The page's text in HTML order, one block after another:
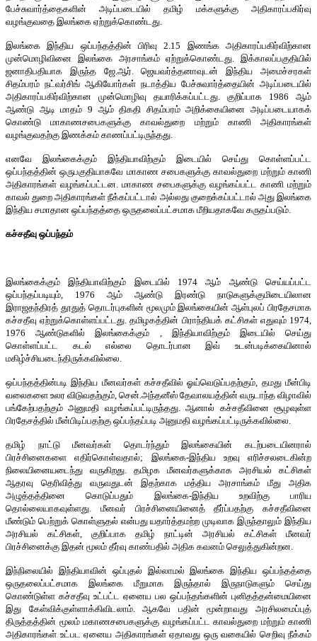
பேச்சுவார்த்தைகளின் அடிப்படையில் தமிழ் மக்களுக்கு அதிகாரப்பகிர்வு
வழங்குவதை இலங்கை ஏற்றுக்கொண்டது.
இலங்கை இந்திய ஒப்பந்தத்தின் பிரிவு 2.15 இணங்க அதிகாரப்பகிர்விற்கான
முன்மொழிவினை இலங்கை அரசாங்கம் ஏற்றுக்கொண்டது. இக்காலப்பகுதியில்
ஜனாதிபதியாக இருந்த ஜே.ஆர். ஜெயவர்த்தனாவுடன் இந்திய அமைச்சரகள்
சிதம்பரம் நட்வர்சிங் ஆகியோர்கள் நடாத்திய பேச்சுவார்த்தையின் அடிப்படையில்
அதிகாரப்பகிர்விற்கான முன்மொழிவு தயாரிக்கப்பட்டது. குறிப்பாக 1986 ஆம்
ஆண்டு ஆடி மாதம் 9 ஆம் திகதி சிதம்பரம் அறிக்கையினை அடிப்படையாகக்
கொண்டு மாகாணசபைகளுக்கு காவல்துறை மற்றும் காணி அதிகாரங்கள்
வழங்குவதற்கு இணக்கம் காணப்பட்டிருந்தது.
எனவே இலங்கைக்கும் இந்தியாவிற்கும் இடையில் செய்து கொள்ளப்பட்ட
ஒப்பந்தத்தின் ஒருபகுதியாகவே மாகாண சபைகளுக்கு காவல்துறை மற்றும் காணி
அதிகாரங்கள் வழங்கப்பட்டன. மாகாண சபைகளுக்கு வழங்கப்பட்ட காணி மற்றும்
காவல் துறை அதிகாரங்கள் நீக்கப்பட்டால் அல்லது குறைக்கப்பட்டால் அது இலங்கை
இந்திய சமாதான ஒப்பந்தத்தை ஒருதலைப்பட்சமாக மீறியதாகவே கருதப்படும்.
கச்சதீவு ஒப்பந்தம்
இலங்கைக்கும் இந்தியாவிற்கும் இடையில் 1974 ஆம் ஆண்டு செய்யப்பட்ட
ஒப்பந்தப்படியும், 1976 ஆம் ஆண்டு இரண்டு நாடுகளுக்குமிடையிலான
இராஜதந்திரத் தூதுத் தொடர்புகளின் மூலமும் இலங்கையின் ஆள்புலப் பிரதேசமாக
கச்சதீவு ஏற்றுக்கொள்ளப்பட்டது. தமிழகத்தின் பிராந்தியக் கட்சிகள் எதுவும் 1974,
1976 ஆண்டுகளில் இலங்கைக்கும் , இந்தியாவிற்கும் இடையில் செய்து
கொள்ளப்பட்ட கடல் எல்லை தொடர்பான இவ் உடன்படிக்கையினால்
மகிழ்ச்சியடைந்திருக்கவில்லை.
ஒப்பந்தத்தின்படி இந்திய மீனவர்கள் கச்சதீவில் ஓய்வெடுப்பதற்கும், தமது மீன்பிடி
வலைகளை உலர விடுவதற்கும், சென்.அந்தனீஸ் தேவாலயத்தின் வருடாந்த விழாவில்
பங்கேற்பதற்கும் அனுமதி வழங்கப்பட்டிருந்தது. ஆனால் கச்சதீவினை சூழவுள்ள
பிரதேசத்தில் மீன்பிடிப்பதற்கு ஒப்பந்தப்படி அனுமதி வழங்கப்பட்டிருக்கவில்லை.
தமிழ் நாட்டு மீனவர்கள் தொடர்ந்தும் இலங்கையின் கடற்படையினரால்
பிரச்சினைகளை எதிர்கொள்வதால்; இலங்கை-இந்திய உறவு எரிச்சலடைகின்ற
நிலையினையடைந்து வருகிறது. தமிழக மீனவர்களுக்காக அரசியல் கட்சிகள்
ஆதரவு தெரிவித்து வருவதுடன் இதற்காக மத்திய அரசாங்கம் மீது அதிக
அழுத்தத்தினை கொடுப்பதும் இலங்கை-இந்திய உறவிற்கு பாரிய
தொல்லையாகவுள்ளது. மீனவர் பிரச்சினையினைத் தீர்ப்பதற்கு கச்சதீவினை
மீண்டும் பெற்றுக் கொள்ளுதல் என்பது யதார்த்தமற்ற முடிவாக இருந்தாலும் இந்திய
அரசியல் கட்சிகள், குறிப்பாக தமிழ் நாட்டின் அரசியல் கட்சிகள் மீனவர்
பிரச்சினைக்கு இதன் மூலம் தீர்வு காண்பதில் அதிக கவனம் செலுத்துகின்றன.
இந்நிலையில் இந்தியாவின் ஒப்புதல் இல்லாமல் இலங்கை இந்திய ஒப்பந்தத்தை
ஒருதலைப்பட்சமாக இலங்கை மீறுமாக இருந்தால் இருநாடுகளும் செய்து
கொண்டுள்ள கச்சதீவு உட்பட்ட ஏனைய பல ஒப்பந்தங்களின் புனிதத்தன்மையினை
இது கேள்விக்குள்ளாக்கிவிடலாம். ஆகவே பதின் மூன்றாவது அரசிலமைப்புத்
திருத்தத்தின் மூலம் மகாணசபைகளுக்கு வழங்கப்பட்ட காவல்துறை மற்றும் காணி
அதிகாரங்கள் உட்பட ஏனைய அதிகாரங்கள் ஏதாவது ஒரு வகையில் செறிவு நீக்கம்